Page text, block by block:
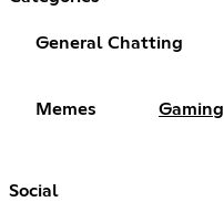
General Chatting
Memes Gaming
Social